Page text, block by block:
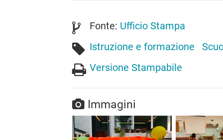
Fonte: Ufficio Stampa
Istruzione e formazione
Versione Stampabile
Immagini